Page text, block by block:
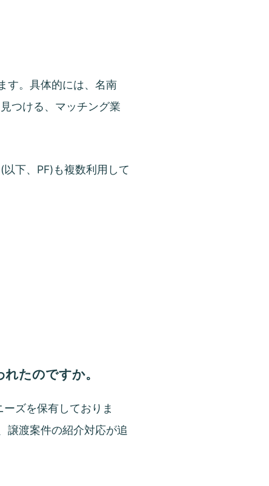
す。具体的には、名南
つける、マッチング業
下、PF)も複数利用して
たのですか。
ズを保有しておりま
譲渡案件の紹介対応が追